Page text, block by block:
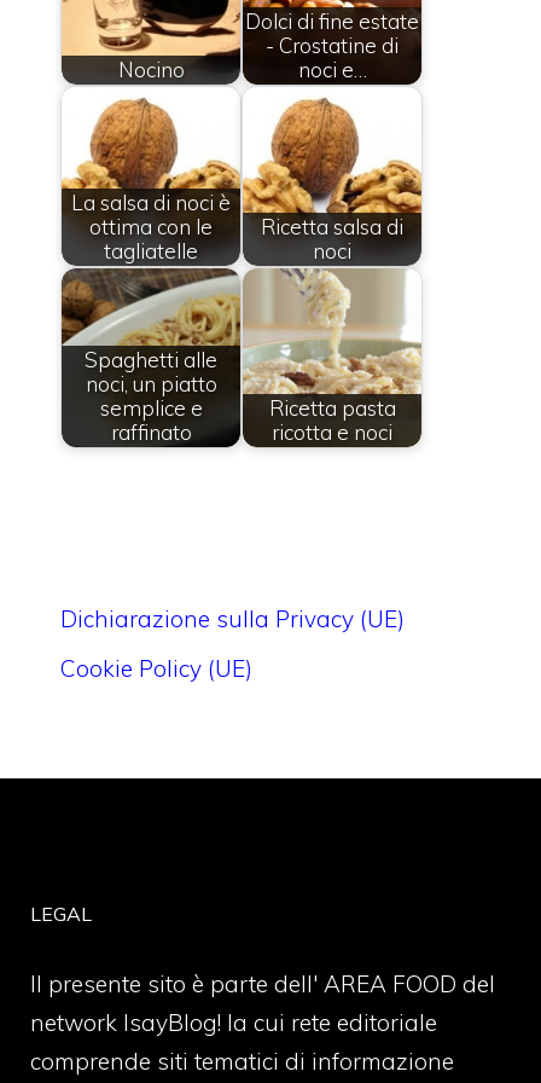
Nocino
Dolci di fine estate
- Crostatine di
noci e…
La salsa di noci è
ottima con le
tagliatelle
Ricetta salsa di
noci
Spaghetti alle
noci, un piatto
semplice e
raffinato
Ricetta pasta
ricotta e noci
Dichiarazione sulla Privacy (UE)
Cookie Policy (UE)
LEGAL
Il presente sito è parte dell' AREA FOOD del
network IsayBlog! la cui rete editoriale
comprende siti tematici di informazione